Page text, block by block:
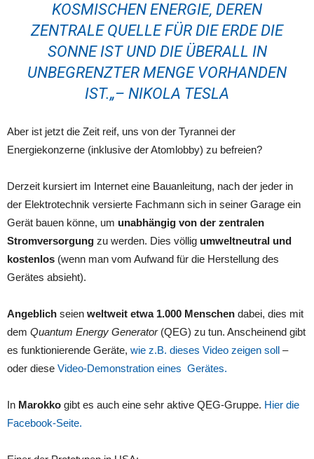
KOSMISCHEN ENERGIE, DEREN
ZENTRALE QUELLE FÜR DIE ERDE DIE
SONNE IST UND DIE ÜBERALL IN
UNBEGRENZTER MENGE VORHANDEN
IST.„– NIKOLA TESLA
Aber ist jetzt die Zeit reif, uns von der Tyrannei der
Energiekonzerne (inklusive der Atomlobby) zu befreien?
Derzeit kursiert im Internet eine Bauanleitung, nach der jeder in
der Elektrotechnik versierte Fachmann sich in seiner Garage ein
Gerät bauen könne, um unabhängig von der zentralen
Stromversorgung zu werden. Dies völlig umweltneutral und
kostenlos (wenn man vom Aufwand für die Herstellung des
Gerätes absieht).
Angeblich seien weltweit etwa 1.000 Menschen dabei, dies mit
dem Quantum Energy Generator(QEG) zu tun. Anscheinend gibt
es funktionierende Geräte, wie z.B. dieses Video zeigen soll –
oder diese Video-Demonstration eines Gerätes.
In Marokko gibt es auch eine sehr aktive QEG-Gruppe. Hier die
Facebook-Seite.